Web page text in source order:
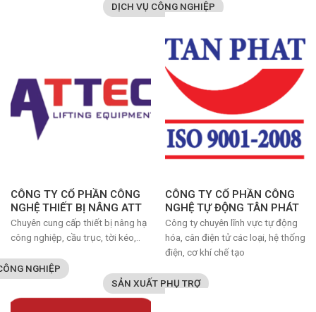
DỊCH VỤ CÔNG NGHIỆP
CÔNG TY CỔ PHẦN CÔNG
NGHỆ THIẾT BỊ NÂNG ATT
NGHIỆP
Chuyên cung cấp thiết bị nâng hạ
công nghiệp, cầu trục, tời kéo,..
CÔNG TY CỔ PHẦN CÔNG
NGHỆ TỰ ĐỘNG TÂN PHÁT
SẢN XUẤT PHỤ TRỢ
Công ty chuyên lĩnh vực tự động
hóa, cân điện tử các loại, hệ thống
điện, cơ khí chế tạo